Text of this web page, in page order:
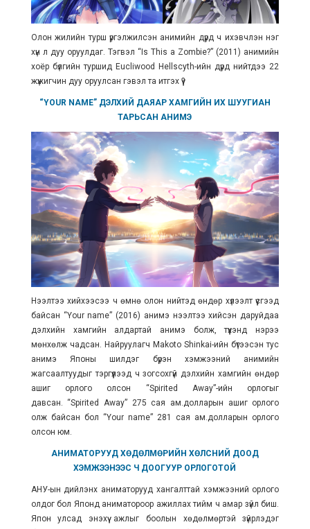
Олон жилийн турш үргэлжилсэн анимийн дүрд ч ихэвчлэн нэг
хүн л дуу оруулдаг. Тэгвэл “Is This a Zombie?” (2011) анимийн
хоёр бүлгийн туршид Eucliwood Hellscyth-ийн дүрд нийтдээ 22
жүжигчин дуу оруулсан гэвэл та итгэх үү?
“YOUR NAME” ДЭЛХИЙ ДАЯАР ХАМГИЙН ИХ ШУУГИАН
ТАРЬСАН АНИМЭ
Нээлтээ хийхээсээ ч өмнө олон нийтэд өндөр хүлээлт үүсгээд
байсан “Your name” (2016) анимэ нээлтээ хийсэн даруйдаа
дэлхийн хамгийн алдартай анимэ болж, түүхэнд нэрээ
мөнхөлж чадсан. Найруулагч Makoto Shinkai-ийн бүтээсэн тус
анимэ Японы шилдэг бүрэн хэмжээний анимийн
жагсаалтуудыг тэргүүлээд ч зогсохгүй дэлхийн хамгийн өндөр
ашиг орлого олсон “Spirited Away”-ийн орлогыг
давсан. “Spirited Away” 275 сая ам.долларын ашиг орлого
олж байсан бол “Your name” 281 сая ам.долларын орлого
олсон юм.
АНИМАТОРУУД ХӨДӨЛМӨРИЙН ХӨЛСНИЙ ДООД
ХЭМЖЭЭНЭЭС Ч ДООГУУР ОРЛОГОТОЙ
АНУ-ын дийлэнх аниматорууд хангалттай хэмжээний орлого
олдог бол Японд аниматороор ажиллах тийм ч амар зүйл биш.
Япон улсад энэхүү ажлыг боолын хөдөлмөртэй зүйрлэдэг